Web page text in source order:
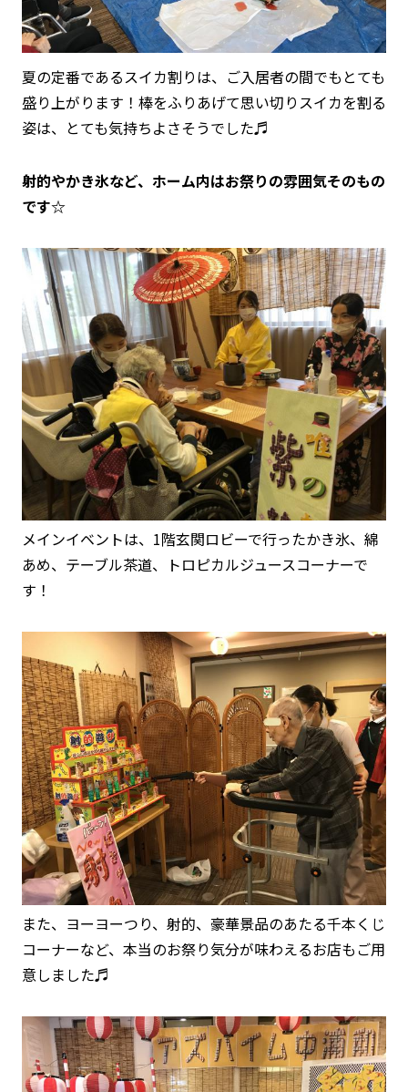
夏の定番であるスイカ割りは、ご入居者の間でもとても
盛り上がります！棒をふりあげて思い切りスイカを割る
姿は、とても気持ちよさそうでした♬
射的やかき氷など、ホーム内はお祭りの雰囲気そのもの
です☆
メインイベントは、1階玄関ロビーで行ったかき氷、綿
あめ、テーブル茶道、トロピカルジュースコーナーで
す！
また、ヨーヨーつり、射的、豪華景品のあたる千本くじ
コーナーなど、本当のお祭り気分が味わえるお店もご用
意しました♬